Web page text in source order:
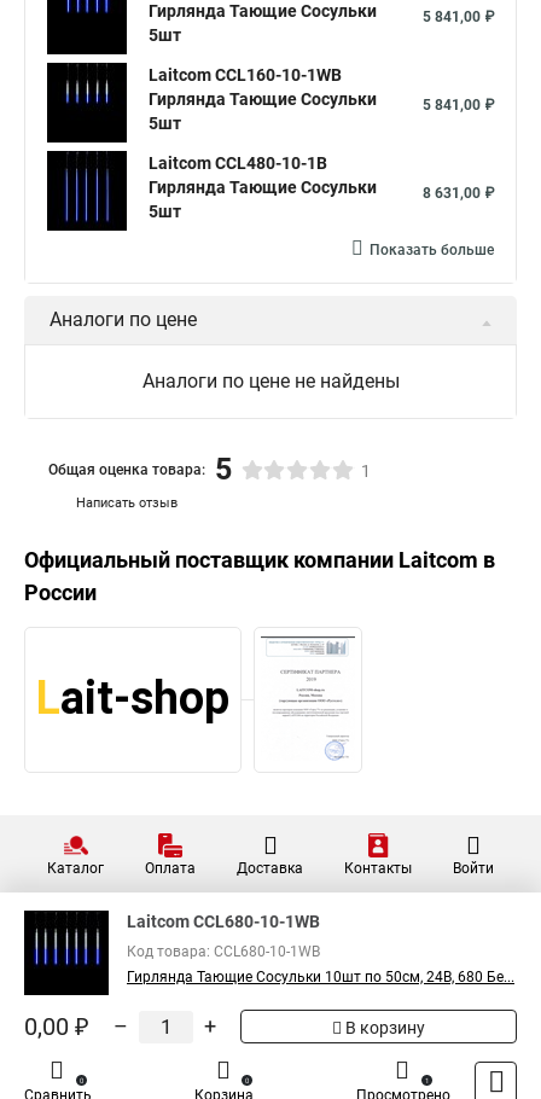
Гирлянда Тающие Сосульки
5шт
5 841,00 ₽
Laitcom CCL160-10-1WB
Гирлянда Тающие Сосульки
5шт
5 841,00 ₽
Laitcom CCL480-10-1B
Гирлянда Тающие Сосульки
5шт
8 631,00 ₽
Показать больше
Аналоги по цене
Аналоги по цене не найдены
Написать отзыв
Общая оценка товара: 5 1
Официальный поставщик компании Laitcom в
России
Каталог Оплата Доставка Контакты Войти
Laitcom CCL680-10-1WB
Код товара: CCL680-10-1WB
Гирлянда Тающие Сосульки 10шт по 50см, 24В, 680 Бе...
0,00 ₽ – + В корзину
Сравнить
0
Корзина
0
Просмотрено
1